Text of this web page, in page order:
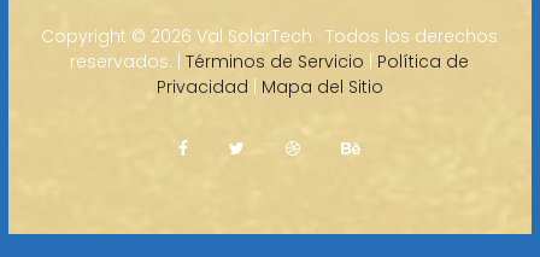
Copyright © 2026 Val SolarTech · Todos los derechos
reservados. |Términos de Servicio | Política de
Privacidad | Mapa del Sitio